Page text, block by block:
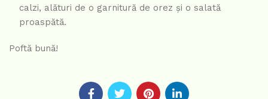
calzi, alături de o garnitură de orez și o salată
proaspătă.
Poftă bună!